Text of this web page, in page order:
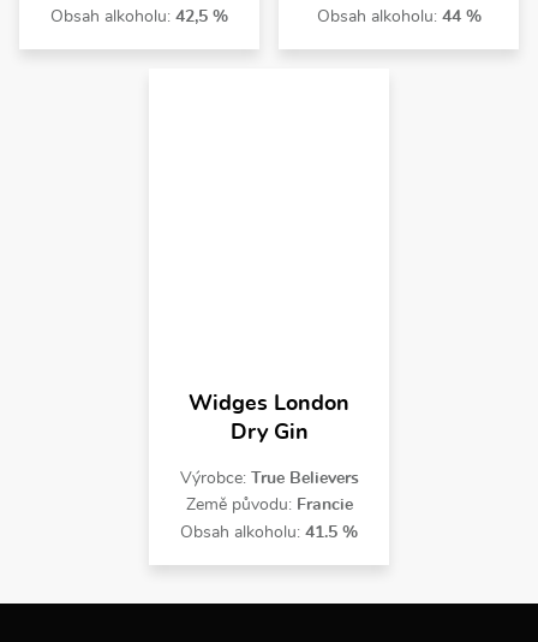
Obsah alkoholu: 42,5 %
Obsah alkoholu: 44 %
Widges London
Dry Gin
Výrobce: True Believers
Země původu: Francie
Obsah alkoholu: 41.5 %